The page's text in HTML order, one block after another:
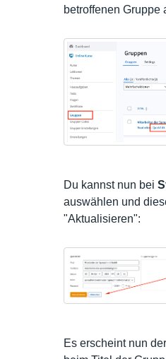
betroffenen Gruppe
Du kannst nun bei
auswählen und
"Aktualisieren":
Es erscheint nun